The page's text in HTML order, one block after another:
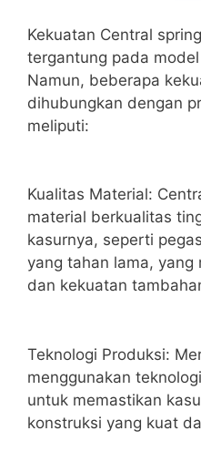
Kekuatan Central
tergantung pada
Namun, beberapa
dihubungkan dengan
meliputi:
Kualitas Material:
material berkualitas
kasurnya, seperti
yang tahan lama,
dan kekuatan
Teknologi Produksi:
menggunakan
untuk memastikan
konstruksi yang kuat